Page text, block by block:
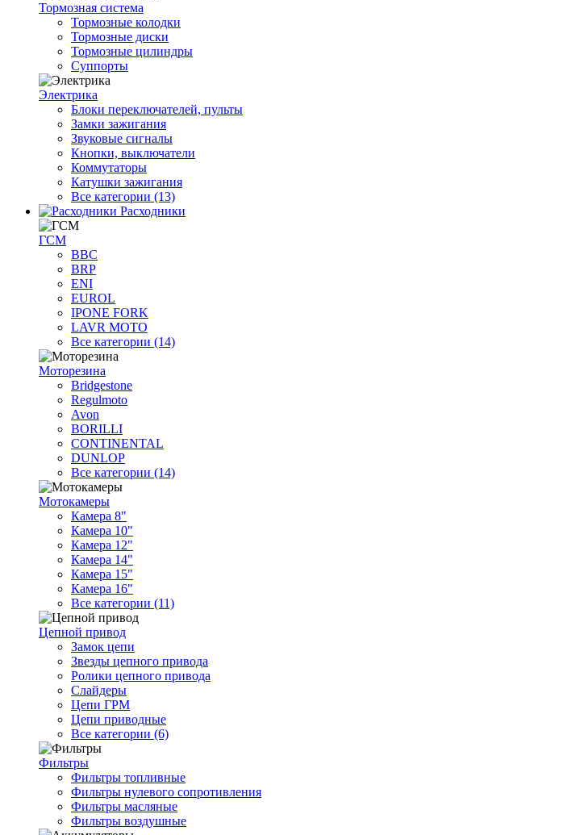
Тормозная система
Тормозные колодки
Тормозные диски
Тормозные цилиндры
Суппорты
Электрика
Блоки переключателей, пульты
Замки зажигания
Звуковые сигналы
Кнопки, выключатели
Коммутаторы
Катушки зажигания
Все категории (13)
Расходники
ГСМ
BBC
BRP
ENI
EUROL
IPONE FORK
LAVR MOTO
Все категории (14)
Моторезина
Bridgestone
Regulmoto
Avon
BORILLI
CONTINENTAL
DUNLOP
Все категории (14)
Мотокамеры
Камера 8"
Камера 10"
Камера 12"
Камера 14"
Камера 15"
Камера 16"
Все категории (11)
Цепной привод
Замок цепи
Звезды цепного привода
Ролики цепного привода
Слайдеры
Цепи ГРМ
Цепи приводные
Все категории (6)
Фильтры
Фильтры топливные
Фильтры нулевого сопротивления
Фильтры масляные
Фильтры воздушные